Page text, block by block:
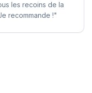
les recoins de la
recommande !"